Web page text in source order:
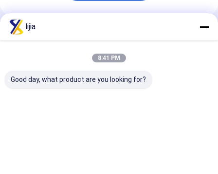
Geadviseerde Producten
lijia
8:41 PM
Good day, what product are you looking for?